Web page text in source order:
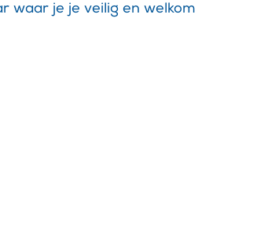
waar je je veilig en welkom